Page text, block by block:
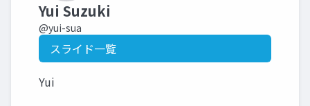
Yui Suzuki
@yui-sua
スライド一覧
Yui